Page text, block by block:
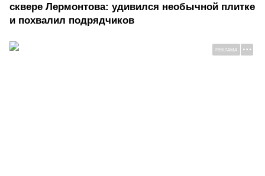
сквере Лермонтова: удивился необычной плитке
и похвалил подрядчиков
РЕКЛАМА